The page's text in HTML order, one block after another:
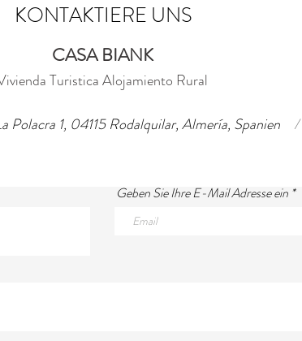
KONTAKTIERE UNS
CASA BIANK
Turistica Alojamiento Rural
/
Polacra 1, 04115 Rodalquilar, Almería, Spanien
Geben Sie Ihre E-Mail Adresse ein